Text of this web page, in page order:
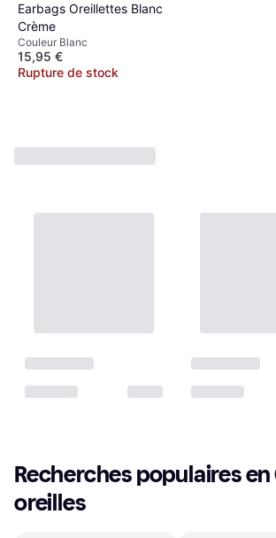
Earbags Oreillettes Blanc
Crème
Couleur Blanc
15,95 €
Rupture de stock
Recherches populaires
oreilles